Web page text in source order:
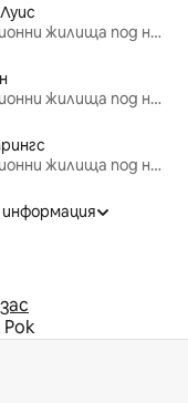
Ваканционни жилища под наем
Ваканционни жилища под наем
Ваканционни жилища под наем
информация